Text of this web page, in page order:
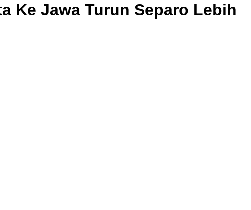
Ke Jawa Turun Separo Lebih